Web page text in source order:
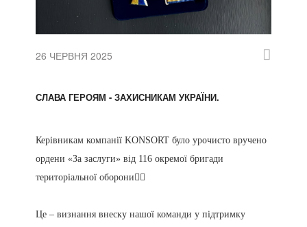
26 ЧЕРВНЯ 2025
СЛАВА ГЕРОЯМ - ЗАХИСНИКАМ УКРАЇНИ.
Керівникам компанії KONSORT було урочисто вручено
ордени «За заслуги» від 116 окремої бригади
територіальної оборони✊🏻
Це – визнання внеску нашої команди у підтримку